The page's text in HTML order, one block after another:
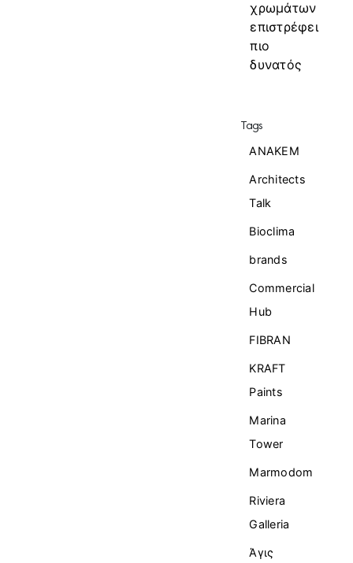
χρωμάτων
επιστρέφει
πιο
δυνατός
Tags
ANAKEM
Architects
Talk
Bioclima
brands
Commercial
Ηub
FIBRAN
KRAFT
Paints
Marina
Tower
Marmodom
Riviera
Galleria
Άγις